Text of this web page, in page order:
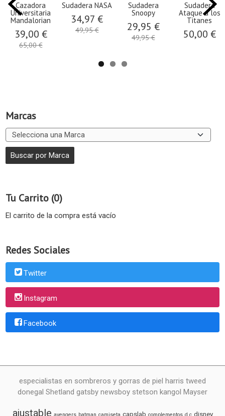
Marcas
Tu Carrito (0)
El carrito de la compra está vacío
Redes Sociales
Twitter
Instagram
Facebook
Cazadora
Universitaria
Mandalorian
39,00 €
65,00 €
Sudadera NASA
34,97 €
49,95 €
Sudadera
Snoopy
29,95 €
49,95 €
Sudadera
Ataque a los
Titanes
50,00 €
especialistas en sombreros y gorras de piel harris tweed
donegal Shetland gatsby newsboy stetson kangol Mayser
ajustable avengers batman camiseta capslab complementos d.c disney